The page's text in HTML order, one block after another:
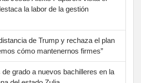
la labor de la gestión
de Trump y rechaza el plan
cómo mantenernos firmes”
grado a nuevos bachilleres en la